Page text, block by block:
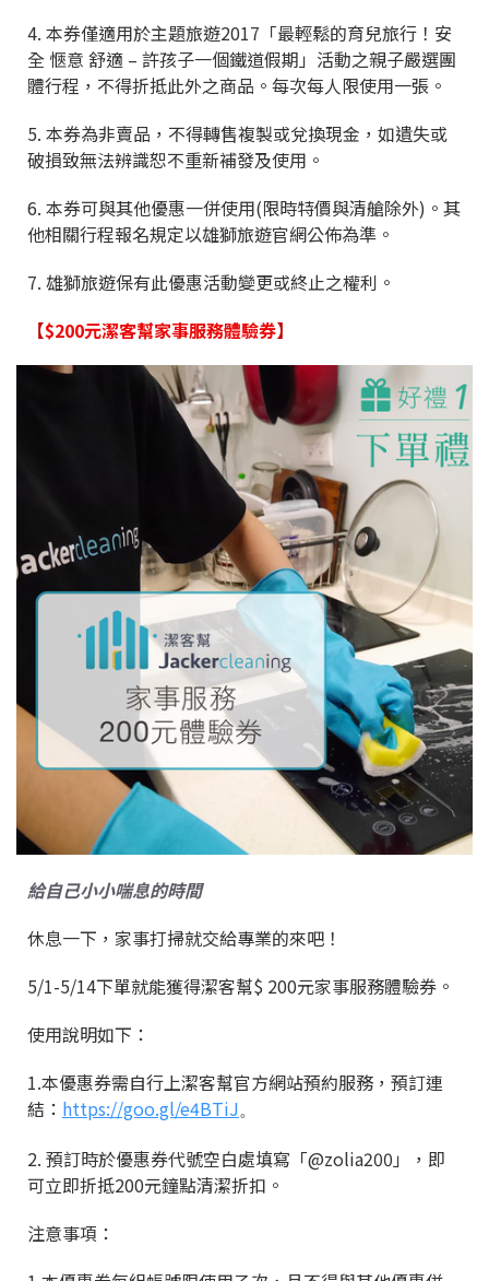
4. 本券僅適用於主題旅遊2017 「最輕鬆的育兒旅行！安
全 愜意 舒適 – 許孩子一個鐵道假期」活動之親子嚴選團
體行程，不得折抵此外之商品。每次每人限使用一張。
5. 本券為非賣品，不得轉售複製或兌換現金，如遺失或
破損致無法辨識恕不重新補發及使用。
6. 本券可與其他優惠一併使用(限時特價與清艙除外) 。其
他相關行程報名規定以雄獅旅遊官網公佈為準。
7. 雄獅旅遊保有此優惠活動變更或終止之權利。
【$200元潔客幫家事服務體驗券】
給自己小小喘息的時間
休息一下，家事打掃就交給專業的來吧！
5/1-5/14下單就能獲得潔客幫$ 200元家事服務體驗券。
使用說明如下：
1.本優惠券需自行上潔客幫官方網站預約服務，預訂連
結： https://goo.gl/e4BTiJ。
2. 預訂時於優惠券代號空白處填寫「@zolia200 」，即
可立即折抵200元鐘點清潔折扣。
注意事項：